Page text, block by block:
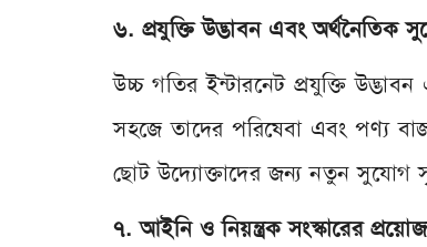
৬. প্রযুক্তি উদ্ভাবন এবং অর্থনৈতিক
উচ্চ গতির ইন্টারনেট প্রযুক্তি
সহজে তাদের পরিষেবা এবং পণ্য
ছোট উদ্যোক্তাদের জন্য নতুন সুযোগ
৭. আইনি ও নিয়ন্ত্রক সংস্কারের